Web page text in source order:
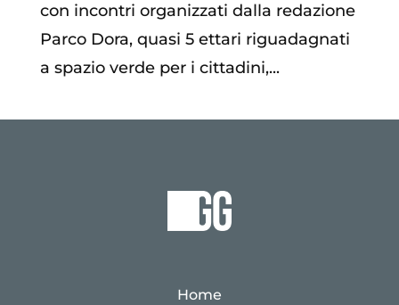
con incontri organizzati dalla redazione
Parco Dora, quasi 5 ettari riguadagnati
a spazio verde per i cittadini,...
Home